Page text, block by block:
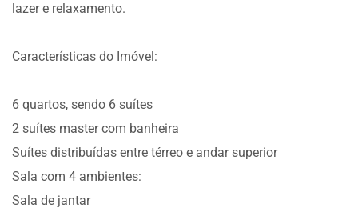
lazer e relaxamento.
Características do Imóvel:
6 quartos, sendo 6 suítes
2 suítes master com banheira
Suítes distribuídas entre térreo e andar superior
Sala com 4 ambientes:
Sala de jantar